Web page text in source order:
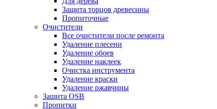
Защита торцов древесины
Пропиточные
Очистители
Все очистители после ремонта
Удаление плесени
Удаление обоев
Удаление наклеек
Очистка инструмента
Удаление краски
Удаление ржавчины
Защита OSB
Пропитки